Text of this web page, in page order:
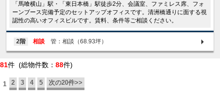
「馬喰横山」駅・「東日本橋」駅徒歩2分、会議室、ファミレス席、フォ
ーンブース完備予定のセットアップオフィスです。清洲橋通りに面する視
認性の高いオフィスビルです。賃料、条件等ご相談ください。
2階 相談 管：相談（68.93坪）
81件 (総物件数： 88件)
1 2 3 4 5 次の20件>>